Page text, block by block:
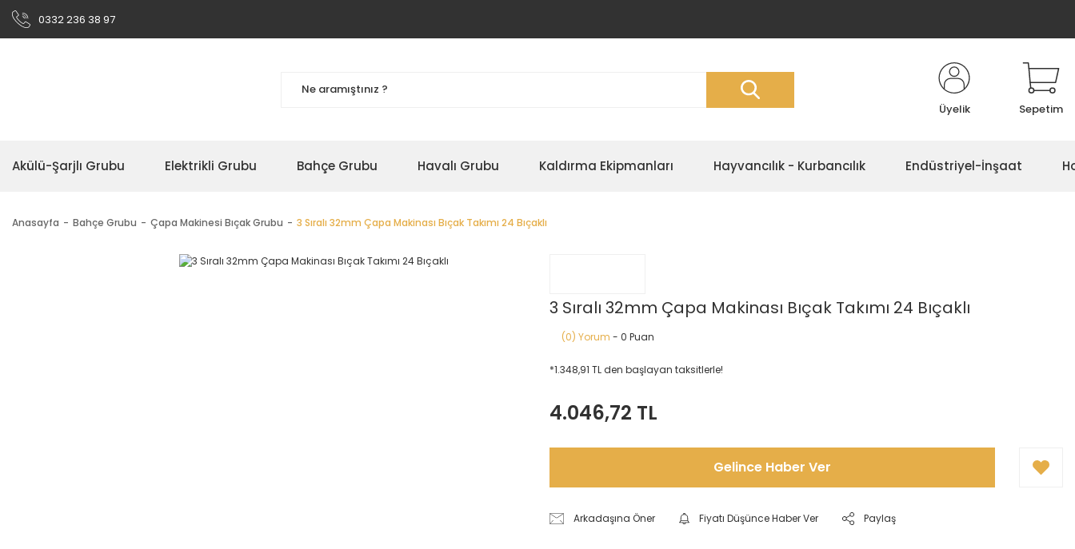
0332 236 38 97
Üyelik Sepetim
Akülü-Şarjlı Grubu Elektrikli Grubu Bahçe Grubu Havalı Grubu Kaldırma Ekipmanları Hayvancılık - Kurbancılık Endüstriyel-İnşaat
Anasayfa Bahçe Grubu Çapa Makinesi Bıçak Grubu 3 Sıralı 32mm Çapa Makinası Bıçak Takımı 24 Bıçaklı
3 Sıralı 32mm Çapa Makinası Bıçak Takımı 24 Bıçaklı
(0) Yorum - 0 Puan
*1.348,91 TL den başlayan taksitlerle!
4.046,72 TL
Gelince Haber Ver
Arkadaşına Öner Fiyatı Düşünce Haber Ver Paylaş